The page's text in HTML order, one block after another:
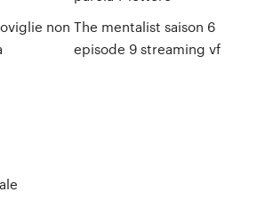
non The mentalist saison 6
episode 9 streaming vf